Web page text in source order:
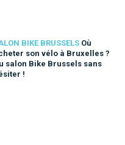
BIKE BRUSSELS Où
son vélo à Bruxelles ?
salon Bike Brussels sans
!
Au salon Bike Brussels